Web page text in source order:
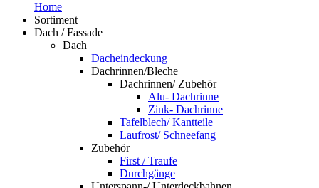
Home
Sortiment
Dach / Fassade
Dach
Dacheindeckung
Dachrinnen/Bleche
Dachrinnen/ Zubehör
Alu- Dachrinne
Zink- Dachrinne
Tafelblech/ Kantteile
Laufrost/ Schneefang
Zubehör
First / Traufe
Durchgänge